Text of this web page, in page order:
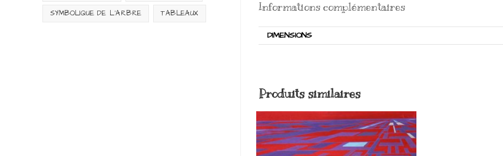
Informations complémentaires
DIMENSIONS
Produits similaires
SYMBOLIQUE DE L'ARBRE TABLEAUX